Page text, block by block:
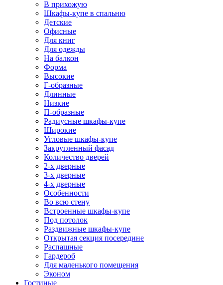
В прихожую
Шкафы-купе в спальню
Детские
Офисные
Для книг
Для одежды
На балкон
Форма
Высокие
Г-образные
Длинные
Низкие
П-образные
Радиусные шкафы-купе
Широкие
Угловые шкафы-купе
Закругленный фасад
Количество дверей
2-х дверные
3-х дверные
4-х дверные
Особенности
Во всю стену
Встроенные шкафы-купе
Под потолок
Раздвижные шкафы-купе
Открытая секция посередине
Распашные
Гардероб
Для маленького помещения
Эконом
Гостиные